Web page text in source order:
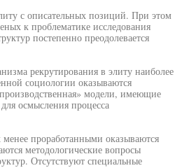
с описательных позиций. При этом
к проблематике исследования
постепенно преодолевается
рекрутирования в элиту наиболее
социологии оказываются
модели, имеющие
осмысления процесса
проработанными оказываются
методологические вопросы
Отсутствуют специальные